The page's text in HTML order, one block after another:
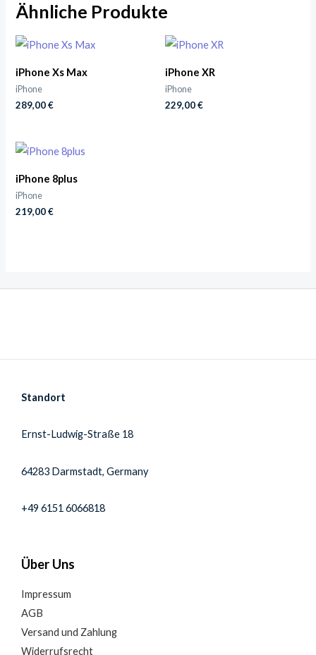
Ähnliche Produkte
iPhone Xs Max
iPhone
289,00€
iPhone XR
iPhone
229,00€
iPhone 8plus
iPhone
219,00€
Standort
Ernst-Ludwig-Straße 18
64283 Darmstadt, Germany
+49 6151 6066818
Über Uns
Impressum
AGB
Versand und Zahlung
Widerrufsrecht